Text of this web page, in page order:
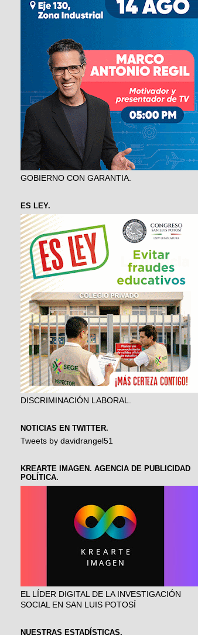
GOBIERNO CON GARANTIA.
ES LEY.
DISCRIMINACIÓN LABORAL.
NOTICIAS EN TWITTER.
Tweets by davidrangel51
KREARTE IMAGEN. AGENCIA DE PUBLICIDAD
POLÍTICA.
EL LÍDER DIGITAL DE LA INVESTIGACIÓN
SOCIAL EN SAN LUIS POTOSÍ
NUESTRAS ESTADÍSTICAS.